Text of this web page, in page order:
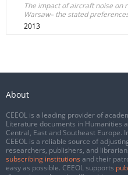
The impact of aircraft noise on
Warsaw– the stated
2013
About
CEEOL is a leading provider of
Literature documents in Humanities
Central, East and Southeast Europe.
CEEOL is a reliable source of
researchers, publishers, and
subscribing institutions and their
easy as possible. CEEOL supports